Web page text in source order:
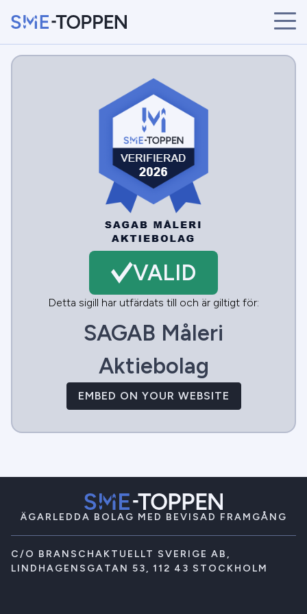
ÅRETS VINNARE
BRANSCHER
VALID
Detta sigill har utfärdats till och är giltigt för:
SAGAB Måleri
Aktiebolag
EMBED ON YOUR WEBSITE
ÄGARLEDDA BOLAG MED BEVISAD FRAMGÅNG
C/O BRANSCHAKTUELLT SVERIGE AB,
LINDHAGENSGATAN 53, 112 43 STOCKHOLM